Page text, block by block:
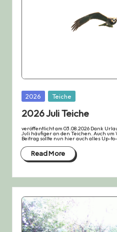
Posted
in2026 Teiche
2026 Juli Teiche
veröffentlicht am 03.08.2026 Dank
Juli häufiger an den Teichen. Auch
Beitrag sollte nun hier auch alles Up-
Read More